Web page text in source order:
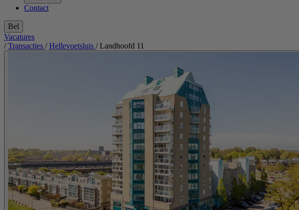
Contact
Bel
Vacatures
/ Transacties / Hellevoetsluis / Landhoofd 11